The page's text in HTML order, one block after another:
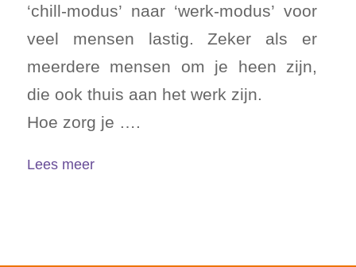
‘chill-modus’ naar ‘werk-modus’ voor
veel mensen lastig. Zeker als er
meerdere mensen om je heen zijn,
die ook thuis aan het werk zijn.
Hoe zorg je ….
Lees meer